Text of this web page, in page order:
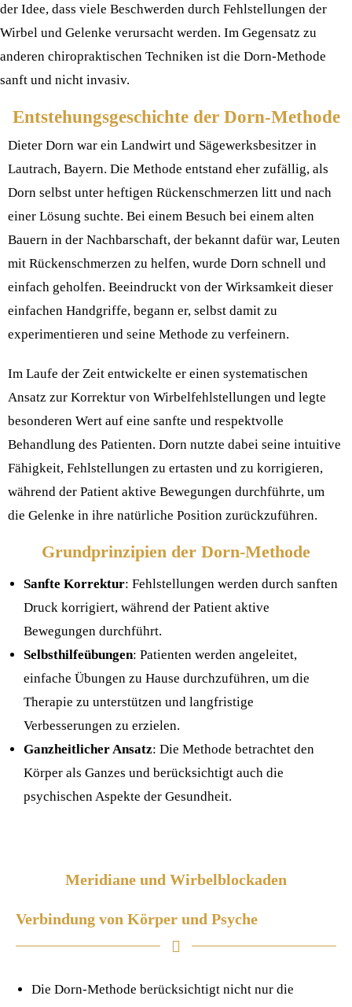
der Idee, dass viele Beschwerden durch Fehlstellungen der
Wirbel und Gelenke verursacht werden. Im Gegensatz zu
anderen chiropraktischen Techniken ist die Dorn-Methode
sanft und nicht invasiv.
Entstehungsgeschichte der Dorn-Methode
Dieter Dorn war ein Landwirt und Sägewerksbesitzer in
Lautrach, Bayern. Die Methode entstand eher zufällig, als
Dorn selbst unter heftigen Rückenschmerzen litt und nach
einer Lösung suchte. Bei einem Besuch bei einem alten
Bauern in der Nachbarschaft, der bekannt dafür war, Leuten
mit Rückenschmerzen zu helfen, wurde Dorn schnell und
einfach geholfen. Beeindruckt von der Wirksamkeit dieser
einfachen Handgriffe, begann er, selbst damit zu
experimentieren und seine Methode zu verfeinern.
Im Laufe der Zeit entwickelte er einen systematischen
Ansatz zur Korrektur von Wirbelfehlstellungen und legte
besonderen Wert auf eine sanfte und respektvolle
Behandlung des Patienten. Dorn nutzte dabei seine intuitive
Fähigkeit, Fehlstellungen zu ertasten und zu korrigieren,
während der Patient aktive Bewegungen durchführte, um
die Gelenke in ihre natürliche Position zurückzuführen.
Grundprinzipien der Dorn-Methode
Sanfte Korrektur: Fehlstellungen werden durch sanften
Druck korrigiert, während der Patient aktive
Bewegungen durchführt.
Selbsthilfeübungen: Patienten werden angeleitet,
einfache Übungen zu Hause durchzuführen, um die
Therapie zu unterstützen und langfristige
Verbesserungen zu erzielen.
Ganzheitlicher Ansatz: Die Methode betrachtet den
Körper als Ganzes und berücksichtigt auch die
psychischen Aspekte der Gesundheit.
Meridiane und Wirbelblockaden
Verbindung von Körper und Psyche
Die Dorn-Methode berücksichtigt nicht nur die